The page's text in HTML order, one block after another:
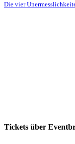
Die vier
Tickets über